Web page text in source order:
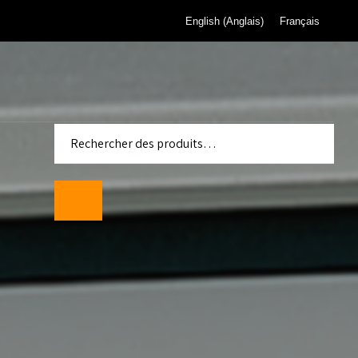
English (Anglais) Français